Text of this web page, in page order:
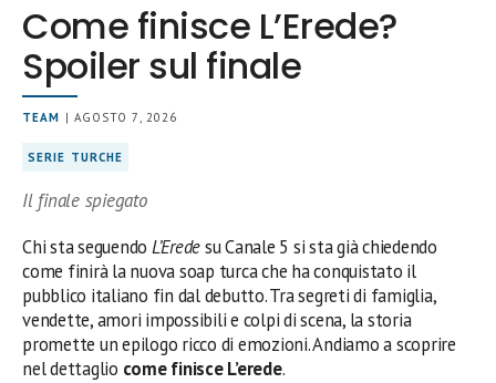
Come finisce L’Erede?
Spoiler sul finale
TEAM | AGOSTO 7, 2026
SERIE TURCHE
Il finale spiegato
Chi sta seguendo L’Eredesu Canale 5 si sta già chiedendo
come finirà la nuova soap turca che ha conquistato il
pubblico italiano fin dal debutto. Tra segreti di famiglia,
vendette, amori impossibili e colpi di scena, la storia
promette un epilogo ricco di emozioni. Andiamo a scoprire
nel dettaglio come finisce L’erede.